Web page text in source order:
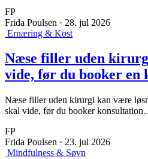
FP
Frida Poulsen · 28. jul 2026
Ernæring & Kost
Næse filler uden
vide, før du booker en
Næse filler uden kirurgi kan være
skal vide, før du booker
FP
Frida Poulsen · 23. jul 2026
Mindfulness & Søvn